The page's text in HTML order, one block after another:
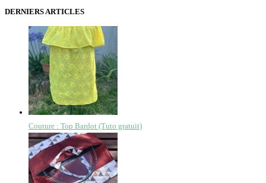
DERNIERS ARTICLES
Couture : Top Bardot (Tuto gratuit)